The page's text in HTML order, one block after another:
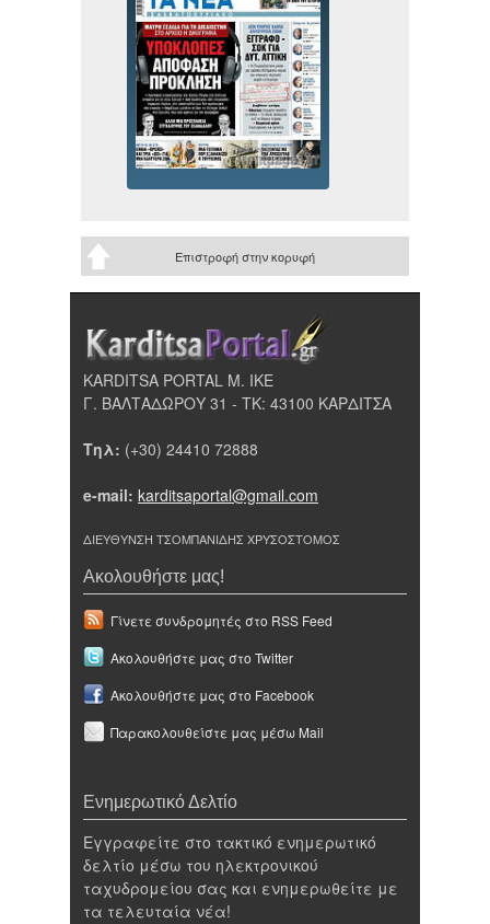
Επιστροφή στην κορυφή
KARDITSA PORTAL Μ. ΙΚΕ
Γ. ΒΑΛΤΑΔΩΡΟΥ 31 - ΤΚ: 43100 ΚΑΡΔΙΤΣΑ
Τηλ: (+30) 24410 72888
e-mail: karditsaportal@gmail.com
ΔΙΕΥΘΥΝΣΗ ΤΣΟΜΠΑΝΙΔΗΣ ΧΡΥΣΟΣΤΟΜΟΣ
Ακολουθήστε μας!
Γίνετε συνδρομητές στο RSS Feed
Ακολουθήστε μας στο Twitter
Ακολουθήστε μας στο Facebook
Παρακολουθείστε μας μέσω Mail
Ενημερωτικό Δελτίο
Εγγραφείτε στο τακτικό ενημερωτικό
δελτίο μέσω του ηλεκτρονικού
ταχυδρομείου σας και ενημερωθείτε με
τα τελευταία νέα!